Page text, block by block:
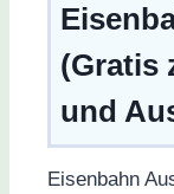
(Gratis
und
Eisenbahn